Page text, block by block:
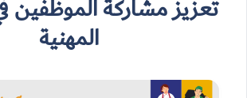
تعزيز مشاركة الموظفين
المهنية